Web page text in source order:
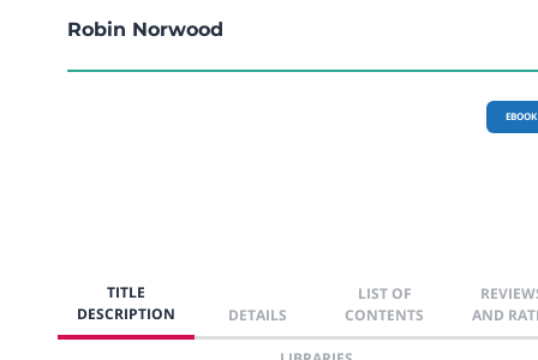
Robin Norwood
EBOOK
TITLE
DESCRIPTION
DETAILS
LIST OF
CONTENTS
AND